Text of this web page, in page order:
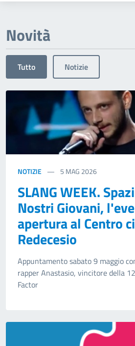
Novità
Tutto Notizie
NOTIZIE 5 MAG 2026
SLANG WEEK.
Nostri Giovani,
apertura al Centro
Redecesio
Appuntamento sabato 9 maggio
rapper Anastasio, vincitore della
Factor